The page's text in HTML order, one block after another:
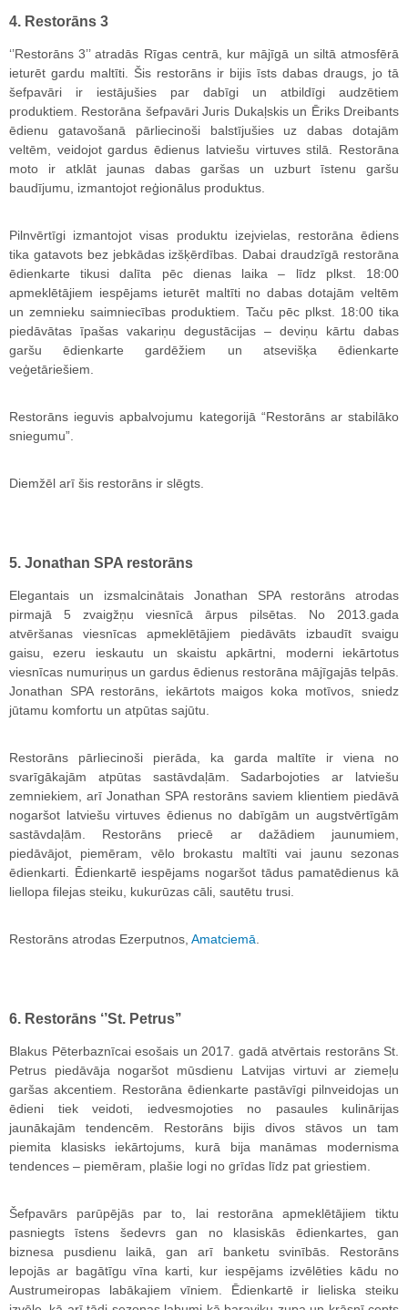
4. Restorāns 3
‘’Restorāns 3’’ atradās Rīgas centrā, kur mājīgā un siltā atmosfērā
ieturēt gardu maltīti. Šis restorāns ir bijis īsts dabas draugs, jo tā
šefpavāri ir iestājušies par dabīgi un atbildīgi audzētiem
produktiem. Restorāna šefpavāri Juris Dukaļskis un Ēriks Dreibants
ēdienu gatavošanā pārliecinoši balstījušies uz dabas dotajām
veltēm, veidojot gardus ēdienus latviešu virtuves stilā. Restorāna
moto ir atklāt jaunas dabas garšas un uzburt īstenu garšu
baudījumu, izmantojot reģionālus produktus.
Pilnvērtīgi izmantojot visas produktu izejvielas, restorāna ēdiens
tika gatavots bez jebkādas izšķērdības. Dabai draudzīgā restorāna
ēdienkarte tikusi dalīta pēc dienas laika – līdz plkst. 18:00
apmeklētājiem iespējams ieturēt maltīti no dabas dotajām veltēm
un zemnieku saimniecības produktiem. Taču pēc plkst. 18:00 tika
piedāvātas īpašas vakariņu degustācijas – deviņu kārtu dabas
garšu ēdienkarte gardēžiem un atsevišķa ēdienkarte
veģetāriešiem.
Restorāns ieguvis apbalvojumu kategorijā “Restorāns ar stabilāko
sniegumu”.
Diemžēl arī šis restorāns ir slēgts.
5. Jonathan SPA restorāns
Elegantais un izsmalcinātais Jonathan SPA restorāns atrodas
pirmajā 5 zvaigžņu viesnīcā ārpus pilsētas. No 2013.gada
atvēršanas viesnīcas apmeklētājiem piedāvāts izbaudīt svaigu
gaisu, ezeru ieskautu un skaistu apkārtni, moderni iekārtotus
viesnīcas numuriņus un gardus ēdienus restorāna mājīgajās telpās.
Jonathan SPA restorāns, iekārtots maigos koka motīvos, sniedz
jūtamu komfortu un atpūtas sajūtu.
Restorāns pārliecinoši pierāda, ka garda maltīte ir viena no
svarīgākajām atpūtas sastāvdaļām. Sadarbojoties ar latviešu
zemniekiem, arī Jonathan SPA restorāns saviem klientiem piedāvā
nogaršot latviešu virtuves ēdienus no dabīgām un augstvērtīgām
sastāvdaļām. Restorāns priecē ar dažādiem jaunumiem,
piedāvājot, piemēram, vēlo brokastu maltīti vai jaunu sezonas
ēdienkarti. Ēdienkartē iespējams nogaršot tādus pamatēdienus kā
liellopa filejas steiku, kukurūzas cāli, sautētu trusi.
Restorāns atrodas Ezerputnos, Amatciemā.
6. Restorāns ‘’St. Petrus’’
Blakus Pēterbaznīcai esošais un 2017. gadā atvērtais restorāns St.
Petrus piedāvāja nogaršot mūsdienu Latvijas virtuvi ar ziemeļu
garšas akcentiem. Restorāna ēdienkarte pastāvīgi pilnveidojas un
ēdieni tiek veidoti, iedvesmojoties no pasaules kulinārijas
jaunākajām tendencēm. Restorāns bijis divos stāvos un tam
piemita klasisks iekārtojums, kurā bija manāmas modernisma
tendences – piemēram, plašie logi no grīdas līdz pat griestiem.
Šefpavārs parūpējās par to, lai restorāna apmeklētājiem tiktu
pasniegts īstens šedevrs gan no klasiskās ēdienkartes, gan
biznesa pusdienu laikā, gan arī banketu svinībās. Restorāns
lepojās ar bagātīgu vīna karti, kur iespējams izvēlēties kādu no
Austrumeiropas labākajiem vīniem. Ēdienkartē ir lieliska steiku